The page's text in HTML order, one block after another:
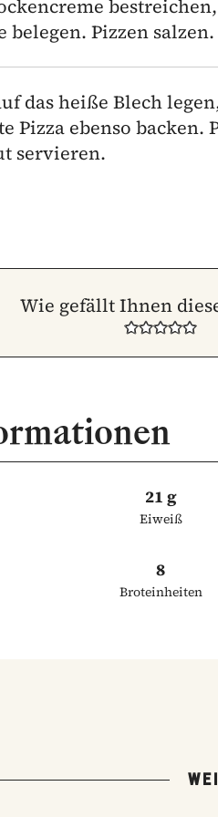
belegen. Pizzen salzen.
das heiße Blech
Pizza ebenso backen.
servieren.
Wie gefällt Ihnen
21 g
Eiweiß
8
Broteinheiten